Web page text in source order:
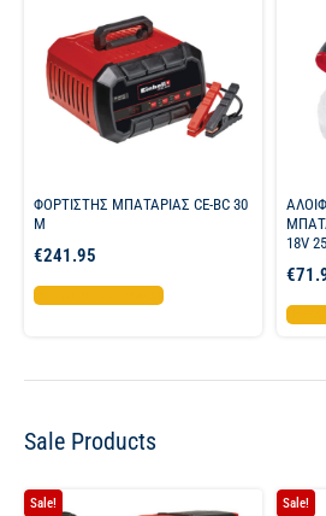
ΦΟΡΤΙΣΤΗΣ ΜΠΑΤΑΡΙΑΣ CE-BC 30
M
€241.95
Προσθήκη στο καλάθι
18V
€
Sale Products
Sale! Sale!